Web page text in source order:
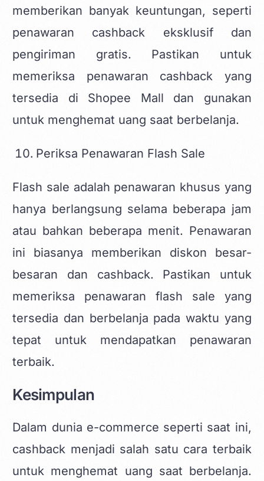
memberikan banyak keuntungan, seperti
penawaran cashback eksklusif dan
pengiriman gratis. Pastikan untuk
memeriksa penawaran cashback yang
tersedia di Shopee Mall dan gunakan
untuk menghemat uang saat berbelanja.
Periksa Penawaran Flash Sale
Flash sale adalah penawaran khusus yang
hanya berlangsung selama beberapa jam
atau bahkan beberapa menit. Penawaran
ini biasanya memberikan diskon besar-
besaran dan cashback. Pastikan untuk
memeriksa penawaran flash sale yang
tersedia dan berbelanja pada waktu yang
tepat untuk mendapatkan penawaran
terbaik.
Kesimpulan
Dalam dunia e-commerce seperti saat ini,
cashback menjadi salah satu cara terbaik
untuk menghemat uang saat berbelanja.